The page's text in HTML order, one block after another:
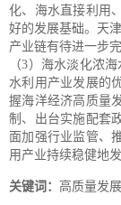
化、海水直接利用
好的发展基础。天
产业链有待进一步
（3）海水淡化浓
水利用产业发展的
握海洋经济高质量
制、出台实施配套
面加强行业监管、
用产业持续稳健地发
关键词： 高质量发